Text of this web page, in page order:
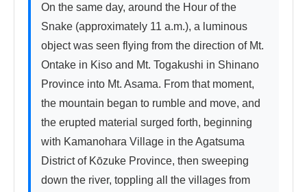
On the same day, around the Hour of the
Snake (approximately 11 a.m.), a luminous
object was seen flying from the direction of Mt.
Ontake in Kiso and Mt. Togakushi in Shinano
Province into Mt. Asama. From that moment,
the mountain began to rumble and move, and
the erupted material surged forth, beginning
with Kamanohara Village in the Agatsuma
District of Kōzuke Province, then sweeping
down the river, toppling all the villages from